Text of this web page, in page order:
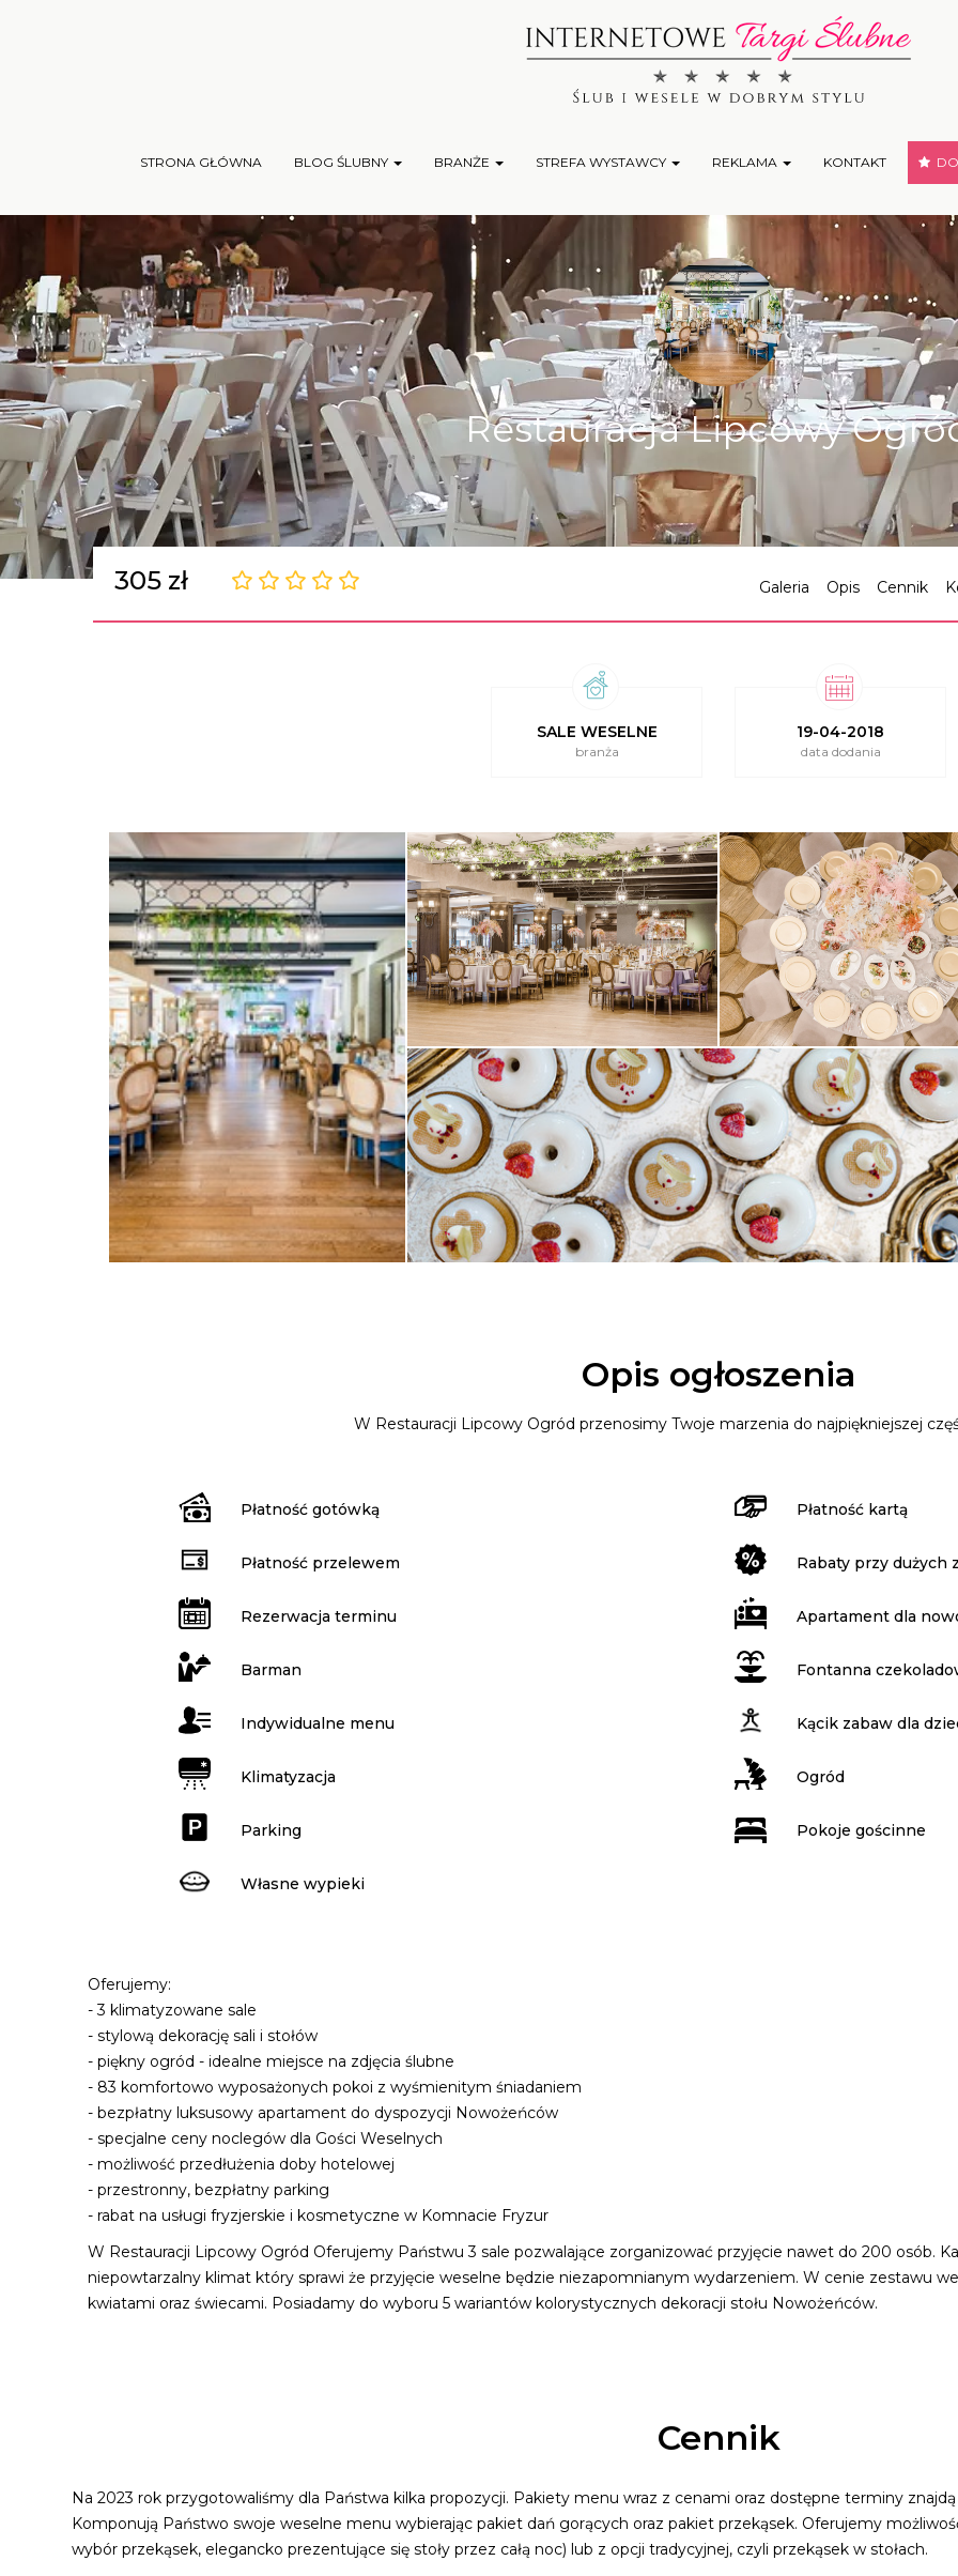
STRONA GŁÓWNA BLOG ŚLUBNY BRANŻE STREFA WYSTAWCY REKLAMA KONTAKT
Restauracja Lipcowy
305 zł Galeria Opis Cennik
SALE WESELNE
branża
19-04-2018
data dodania
Opis ogłoszenia
W Restauracji Lipcowy Ogród przenosimy Twoje marzenia do najpiękniejszej
Płatność gotówką Płatność kartą
Płatność przelewem Rabaty przy dużych
Rezerwacja terminu Apartament dla
Barman Fontanna
Indywidualne menu Kącik zabaw dla
Klimatyzacja Ogród
Parking Pokoje gościnne
Własne wypieki
Oferujemy:
- 3 klimatyzowane sale
- stylową dekorację sali i stołów
- piękny ogród - idealne miejsce na zdjęcia ślubne
- 83 komfortowo wyposażonych pokoi z wyśmienitym śniadaniem
- bezpłatny luksusowy apartament do dyspozycji Nowożeńców
- specjalne ceny noclegów dla Gości Weselnych
- możliwość przedłużenia doby hotelowej
- przestronny, bezpłatny parking
- rabat na usługi fryzjerskie i kosmetyczne w Komnacie Fryzur
W Restauracji Lipcowy Ogród Oferujemy Państwu 3 sale pozwalające zorganizować przyjęcie nawet do 200 osób.
niepowtarzalny klimat który sprawi że przyjęcie weselne będzie niezapomnianym wydarzeniem. W cenie zestawu
kwiatami oraz świecami. Posiadamy do wyboru 5 wariantów kolorystycznych dekoracji stołu Nowożeńców.
Cennik
Na 2023 rok przygotowaliśmy dla Państwa kilka propozycji. Pakiety menu wraz z cenami oraz dostępne terminy
Komponują Państwo swoje weselne menu wybierając pakiet dań gorących oraz pakiet przekąsek. Oferujemy
wybór przekąsek, elegancko prezentujące się stoły przez całą noc) lub z opcji tradycyjnej, czyli przekąsek w stołach.